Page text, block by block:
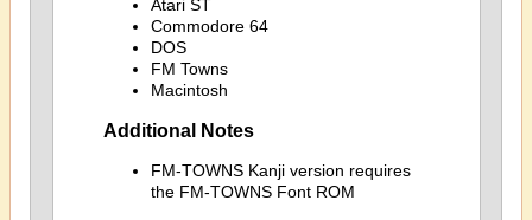
Atari ST
Commodore 64
DOS
FM Towns
Macintosh
Additional Notes
FM-TOWNS Kanji version requires
the FM-TOWNS Font ROM